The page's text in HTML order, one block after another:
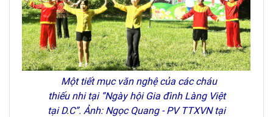
Một tiết mục văn nghệ của các cháu
thiếu nhi tại “Ngày hội Gia đình Làng Việt
tại D.C”. Ảnh: Ngọc Quang - PV TTXVN tại